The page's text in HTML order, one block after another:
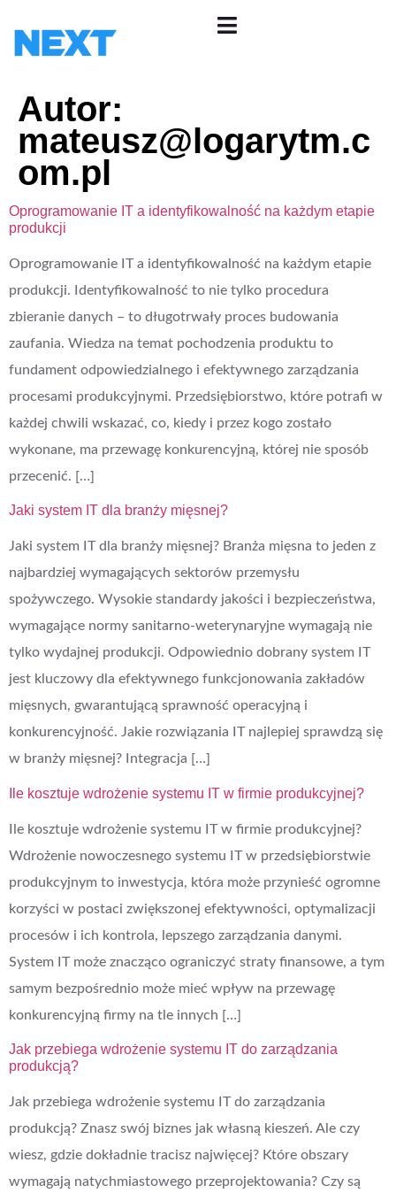
Autor:
mateusz@logarytm.c
om.pl
Oprogramowanie IT a identyfikowalność na każdym etapie
produkcji
Oprogramowanie IT a identyfikowalność na każdym etapie
produkcji. Identyfikowalność to nie tylko procedura
zbieranie danych – to długotrwały proces budowania
zaufania. Wiedza na temat pochodzenia produktu to
fundament odpowiedzialnego i efektywnego zarządzania
procesami produkcyjnymi. Przedsiębiorstwo, które potrafi w
każdej chwili wskazać, co, kiedy i przez kogo zostało
wykonane, ma przewagę konkurencyjną, której nie sposób
przecenić. […]
Jaki system IT dla branży mięsnej?
Jaki system IT dla branży mięsnej? Branża mięsna to jeden z
najbardziej wymagających sektorów przemysłu
spożywczego. Wysokie standardy jakości i bezpieczeństwa,
wymagające normy sanitarno-weterynaryjne wymagają nie
tylko wydajnej produkcji. Odpowiednio dobrany system IT
jest kluczowy dla efektywnego funkcjonowania zakładów
mięsnych, gwarantującą sprawność operacyjną i
konkurencyjność. Jakie rozwiązania IT najlepiej sprawdzą się
w branży mięsnej? Integracja […]
Ile kosztuje wdrożenie systemu IT w firmie produkcyjnej?
Ile kosztuje wdrożenie systemu IT w firmie produkcyjnej?
Wdrożenie nowoczesnego systemu IT w przedsiębiorstwie
produkcyjnym to inwestycja, która może przynieść ogromne
korzyści w postaci zwiększonej efektywności, optymalizacji
procesów i ich kontrola, lepszego zarządzania danymi.
System IT może znacząco ograniczyć straty finansowe, a tym
samym bezpośrednio może mieć wpływ na przewagę
konkurencyjną firmy na tle innych […]
Jak przebiega wdrożenie systemu IT do zarządzania
produkcją?
Jak przebiega wdrożenie systemu IT do zarządzania
produkcją? Znasz swój biznes jak własną kieszeń. Ale czy
wiesz, gdzie dokładnie tracisz najwięcej? Które obszary
wymagają natychmiastowego przeprojektowania? Czy są